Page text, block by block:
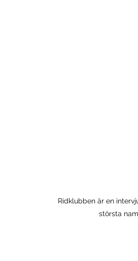
Ridklubben är en
största